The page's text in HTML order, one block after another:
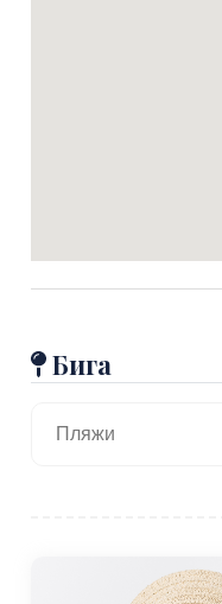
Бига
Пляжи